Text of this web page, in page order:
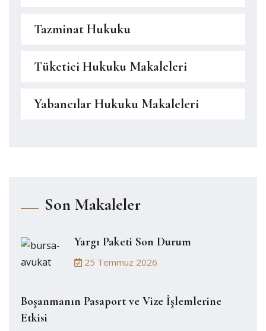
Tazminat Hukuku
Tüketici Hukuku Makaleleri
Yabancılar Hukuku Makaleleri
Son Makaleler
Yargı Paketi Son Durum
25 Temmuz 2026
Boşanmanın Pasaport ve Vize İşlemlerine
Etkisi